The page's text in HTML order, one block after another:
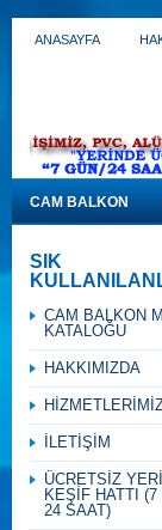
ANASAYFA
CAM BALKON
SIK
CAM BALKON
KATALOĞU
HAKKIMIZDA
İLETİŞİM
ÜCRETSİZ
KEŞİF HATTI (7
24 SAAT)